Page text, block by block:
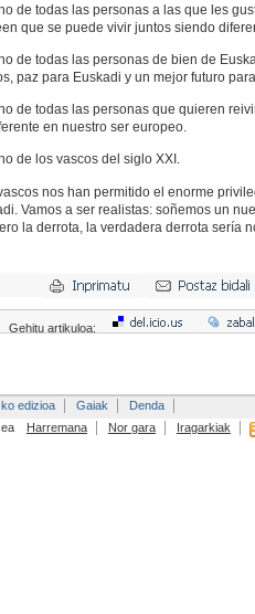
de todas las personas a las que les
que se puede vivir juntos siendo
de todas las personas de bien de
paz para Euskadi y un mejor futuro
de todas las personas que quieren
en nuestro ser europeo.
de los vascos del siglo XXI.
nos han permitido el enorme
Vamos a ser realistas: soñemos un
la derrota, la verdadera derrota sería
Gehitu artikuloa:
edizioa Gaiak
Denda
Harremana Nor gara Iragarkiak